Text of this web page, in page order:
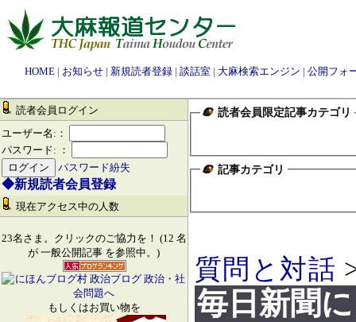
HOME | お知らせ | 新規読者登録 | 談話室 | 大麻検索エンジン | 公開フォ
読者会員ログイン
ユーザー名:：
パスワード: ：
パスワード紛失
◆新規読者会員登録
現在アクセス中の人数
23名さま。クリックのご協力を！ (12 名
が 一般公開記事 を参照中。)
もしくはお買い物を
読者会員限定記事カテゴリ
記事カテゴリ
質問と対話
毎日新聞